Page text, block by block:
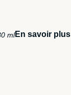
mlEn savoir plus